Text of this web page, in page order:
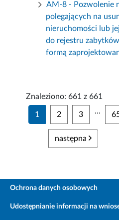
AM-8 - Pozwolenie
polegających na
nieruchomości lub
do rejestru
formą
Znaleziono: 661 z 661
1 2 3 ...
następna
Ochrona danych osobowych
Udostępnianie informacji na